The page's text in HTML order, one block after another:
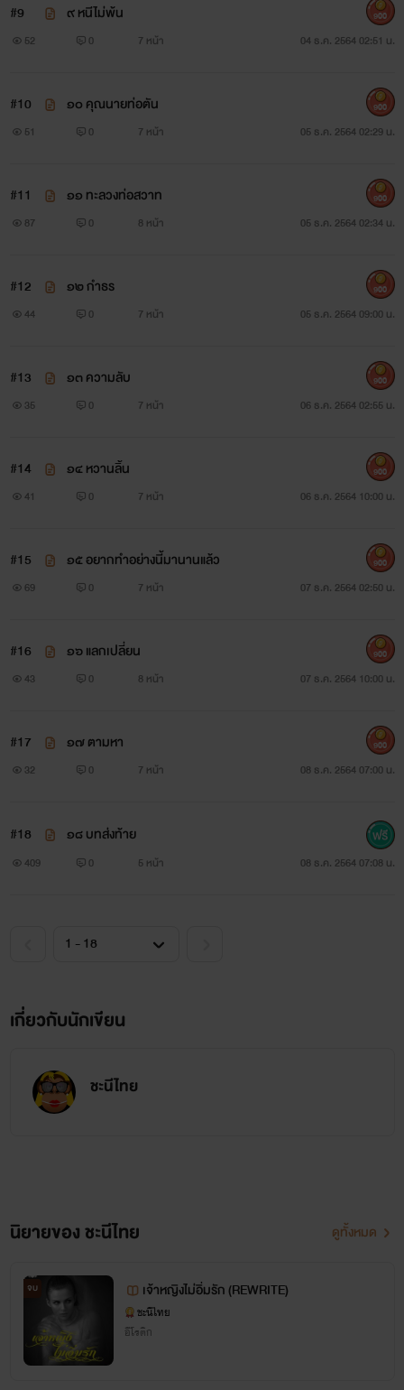
#9 ๙ หนีไม่พ้น
52 0 7 หน้า 04 ธ.ค. 2564 02:51 น.
900
#10 ๑๐ คุณนายท่อตัน
51 0 7 หน้า 05 ธ.ค. 2564 02:29 น.
900
#11 ๑๑ ทะลวงท่อสวาท
87 0 8 หน้า 05 ธ.ค. 2564 02:34 น.
900
#12 ๑๒ กำธร
44 0 7 หน้า 05 ธ.ค. 2564 09:00 น.
900
#13 ๑๓ ความลับ
35 0 7 หน้า 06 ธ.ค. 2564 02:55 น.
900
#14 ๑๔ หวานลิ้น
41 0 7 หน้า 06 ธ.ค. 2564 10:00 น.
900
#15 ๑๕ อยากทำอย่างนี้มานานแล้ว
69 0 7 หน้า 07 ธ.ค. 2564 02:50 น.
900
#16 ๑๖ แลกเปลี่ยน
43 0 8 หน้า 07 ธ.ค. 2564 10:00 น.
900
#17 ๑๗ ตามหา
32 0 7 หน้า 08 ธ.ค. 2564 07:00 น.
900
#18 ๑๘ บทส่งท้าย
409 0 5 หน้า 08 ธ.ค. 2564 07:08 น.
เกี่ยวกับนักเขียน
ชะนีไทย
นิยายของ ชะนีไทย ดูทั้งหมด
จบ เจ้าหญิงไม่อิ่มรัก (REWRITE)
ชะนีไทย
อีโรติก